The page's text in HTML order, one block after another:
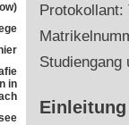
in
Protokollant:
Einleitung